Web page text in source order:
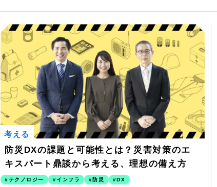
考える
防災DXの課題と可能性とは？災害対策のエ
キスパート鼎談から考える、理想の備え方
テクノロジー インフラ 防災 DX